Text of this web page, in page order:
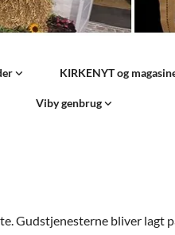
KIRKENYT og
Viby genbrug
Gudstjenesterne bliver lagt